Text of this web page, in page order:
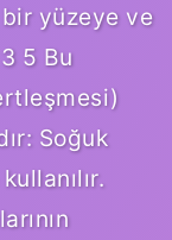
yüzeye ve
5 Bu
Soğuk